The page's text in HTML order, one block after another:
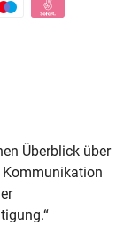
Überblick über